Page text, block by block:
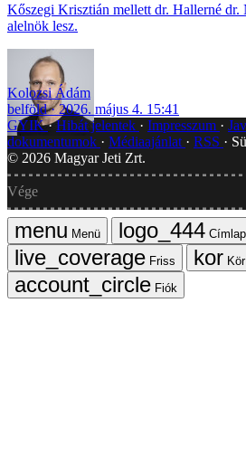
Kőszegi Krisztián mellett dr. Hallerné
alelnök lesz.
Kolozsi Ádám
belföld
2026. május 4. 15:41
GYIK Hibát jelentek Impresszum
dokumentumok
Médiaajánlat RSS
© 2026 Magyar Jeti Zrt.
Vége
Menü
Címlap
Friss
Kör
Fiók